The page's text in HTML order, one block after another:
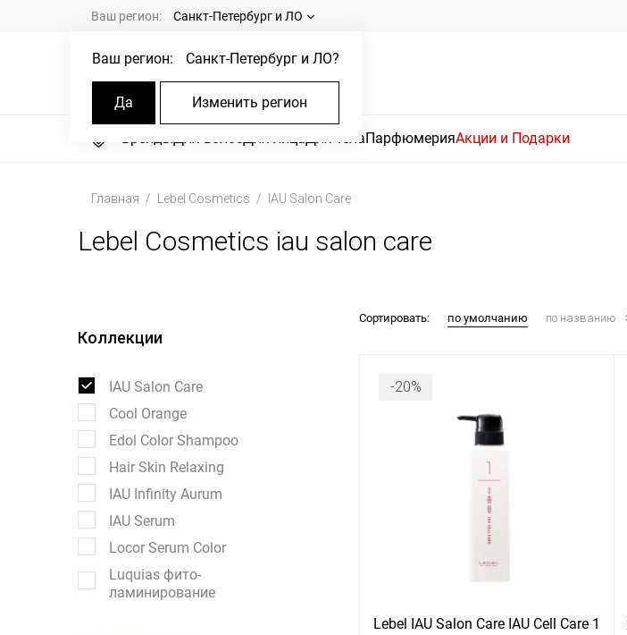
Ваш регион: Санкт-Петербург и ЛО
Ваш регион: Санкт-Петербург и ЛО?
Да Изменить регион
БрендыДля волосДля лицаДля телаПарфюмерияАкции и Подарки
Главная Lebel Cosmetics IAU Salon Care
Lebel Cosmetics iau salon care
Коллекции
IAU Salon Care
Cool Orange
Edol Color Shampoo
Hair Skin Relaxing
IAU Infinity Aurum
IAU Serum
Locor Serum Color
Luquias фито-
ламинирование
Сортировать: по умолчанию по названию
-20%
Lebel IAU Salon Care IAU Cell Care 1